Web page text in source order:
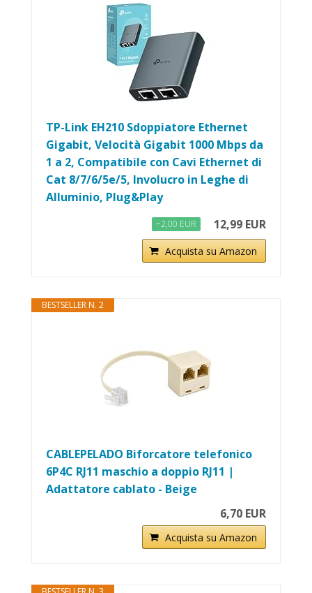
TP-Link EH210 Sdoppiatore Ethernet
Gigabit, Velocità Gigabit 1000 Mbps da
1 a 2, Compatibile con Cavi Ethernet di
Cat 8/7/6/5e/5, Involucro in Leghe di
Alluminio, Plug&Play
−2,00 EUR 12,99 EUR
Acquista su Amazon
BESTSELLER N. 2
CABLEPELADO Biforcatore telefonico
6P4C RJ11 maschio a doppio RJ11 |
Adattatore cablato - Beige
6,70 EUR
Acquista su Amazon